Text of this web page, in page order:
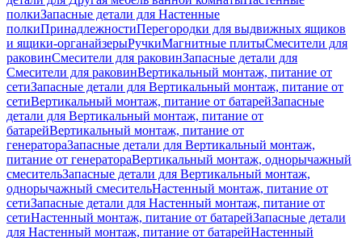
полкиЗапасные детали для Настенные
полкиПринадлежностиПерегородки для выдвижных ящиков
и ящики-органайзерыРучкиМагнитные плитыСмесители для
раковинСмесители для раковинЗапасные детали для
Смесители для раковинВертикальный монтаж, питание от
сетиЗапасные детали для Вертикальный монтаж, питание от
сетиВертикальный монтаж, питание от батарейЗапасные
детали для Вертикальный монтаж, питание от
батарейВертикальный монтаж, питание от
генератораЗапасные детали для Вертикальный монтаж,
питание от генератораВертикальный монтаж, однорычажный
смесительЗапасные детали для Вертикальный монтаж,
однорычажный смесительНастенный монтаж, питание от
сетиЗапасные детали для Настенный монтаж, питание от
сетиНастенный монтаж, питание от батарейЗапасные детали
для Настенный монтаж, питание от батарейНастенный